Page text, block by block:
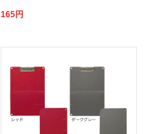
165円